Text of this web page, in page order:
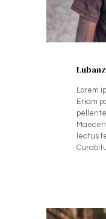
Lorem
Etiam
lectus